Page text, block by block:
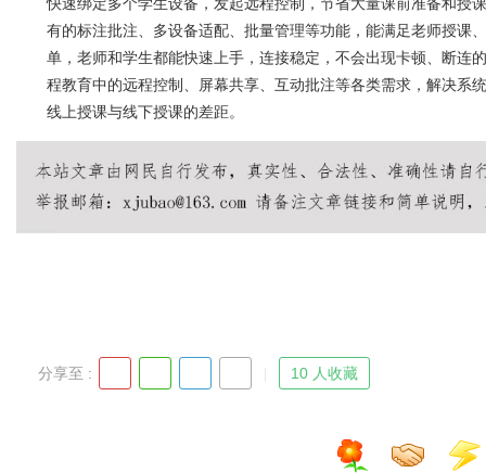
快速绑定多个学生设备，发起远程控制，节省大量课前准备和授
有的标注批注、多设备适配、批量管理等功能，能满足老师授课
单，老师和学生都能快速上手，连接稳定，不会出现卡顿、断连
程教育中的远程控制、屏幕共享、互动批注等各类需求，解决系
线上授课与线下授课的差距。
分享至 : 10 人收藏